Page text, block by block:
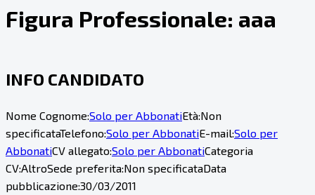
Figura Professionale: aaa
INFO CANDIDATO
Nome Cognome:Solo per AbbonatiEtà:Non
specificataTelefono:Solo per AbbonatiE-mail:Solo per
AbbonatiCV allegato:Solo per AbbonatiCategoria
CV:AltroSede preferita:Non specificataData
pubblicazione:30/03/2011